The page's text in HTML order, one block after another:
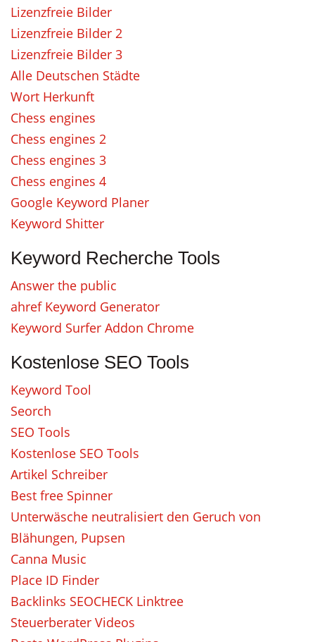
Lizenzfreie Bilder
Lizenzfreie Bilder 2
Lizenzfreie Bilder 3
Alle Deutschen Städte
Wort Herkunft
Chess engines
Chess engines 2
Chess engines 3
Chess engines 4
Google Keyword Planer
Keyword Shitter
Keyword Recherche Tools
Answer the public
ahref Keyword Generator
Keyword Surfer Addon Chrome
Kostenlose SEO Tools
Keyword Tool
Seorch
SEO Tools
Kostenlose SEO Tools
Artikel Schreiber
Best free Spinner
Unterwäsche neutralisiert den Geruch von
Blähungen, Pupsen
Canna Music
Place ID Finder
Backlinks SEOCHECK Linktree
Steuerberater Videos